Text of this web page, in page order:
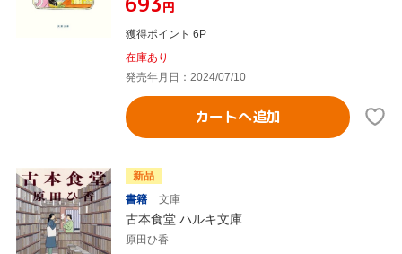
円
獲得ポイント 6P
在庫あり
発売年月日：2024/07/10
カートへ追加
新品
書籍
文庫
古本食堂 ハルキ文庫
原田ひ香